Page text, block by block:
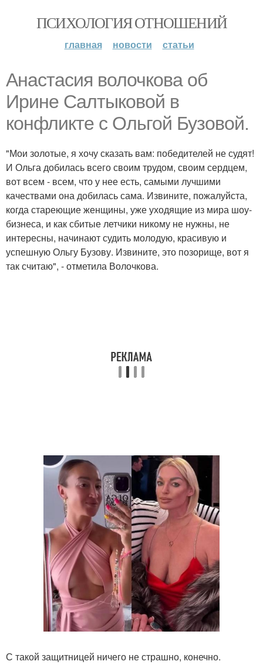
ПСИХОЛОГИЯ ОТНОШЕНИЙ
главная новости статьи
Анастасия волочкова об
Ирине Салтыковой в
конфликте с Ольгой Бузовой.
"Мои золотые, я хочу сказать вам: победителей не судят!
И Ольга добилась всего своим трудом, своим сердцем,
вот всем - всем, что у нее есть, самыми лучшими
качествами она добилась сама. Извините, пожалуйста,
когда стареющие женщины, уже уходящие из мира шоу-
бизнеса, и как сбитые летчики никому не нужны, не
интересны, начинают судить молодую, красивую и
успешную Ольгу Бузову. Извините, это позорище, вот я
так считаю", - отметила Волочкова.
С такой защитницей ничего не страшно, конечно.